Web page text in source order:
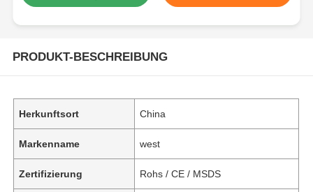
PRODUKT-BESCHREIBUNG
Herkunftsort China
Markenname west
Zertifizierung Rohs / CE / MSDS